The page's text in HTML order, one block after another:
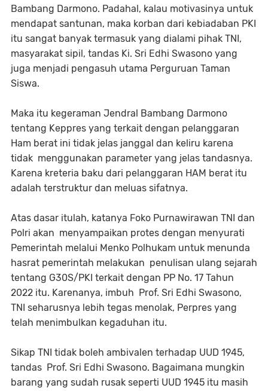
Bambang Darmono. Padahal, kalau motivasinya untuk
mendapat santunan, maka korban dari kebiadaban PKI
itu sangat banyak termasuk yang dialami pihak TNI,
masyarakat sipil, tandas Ki. Sri Edhi Swasono yang
juga menjadi pengasuh utama Perguruan Taman
Siswa.
Maka itu kegeraman Jendral Bambang Darmono
tentang Keppres yang terkait dengan pelanggaran
Ham berat ini tidak jelas janggal dan keliru karena
tidak menggunakan parameter yang jelas tandasnya.
Karena kreteria baku dari pelanggaran HAM berat itu
adalah terstruktur dan meluas sifatnya.
Atas dasar itulah, katanya Foko Purnawirawan TNI dan
Polri akan menyampaikan protes dengan menyurati
Pemerintah melalui Menko Polhukam untuk menunda
hasrat pemerintah melakukan penulisan ulang sejarah
tentang G30S/PKI terkait dengan PP No. 17 Tahun
2022 itu. Karenanya, imbuh Prof. Sri Edhi Swasono,
TNI seharusnya lebih tegas menolak, Perpres yang
telah menimbulkan kegaduhan itu.
Sikap TNI tidak boleh ambivalen terhadap UUD 1945,
tandas Prof. Sri Edhi Swasono. Bagaimana mungkin
barang yang sudah rusak seperti UUD 1945 itu masih